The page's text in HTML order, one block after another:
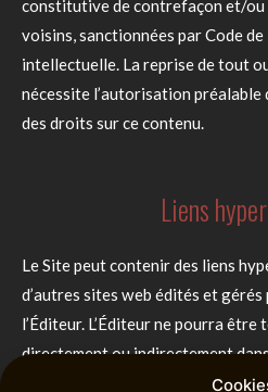
constitutive de contrefaçon et/ou
voisins, sanctionnées par Code
intellectuelle. La reprise de tout
nécessite l’autorisation préalable
des droits sur ce contenu.
Liens
Le Site peut contenir des liens
d’autres sites web édités et
l’Éditeur. L’Éditeur ne pourra être
directement ou indirectement
ne respecteraient pas les